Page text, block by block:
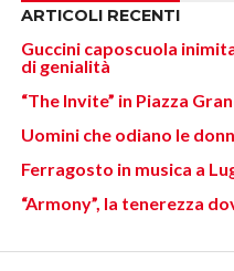
ARTICOLI RECENTI
Guccini caposcuola
di genialità
“The Invite” in Piazza
Uomini che odiano le
Ferragosto in musica a
“Armony”, la tenerezza